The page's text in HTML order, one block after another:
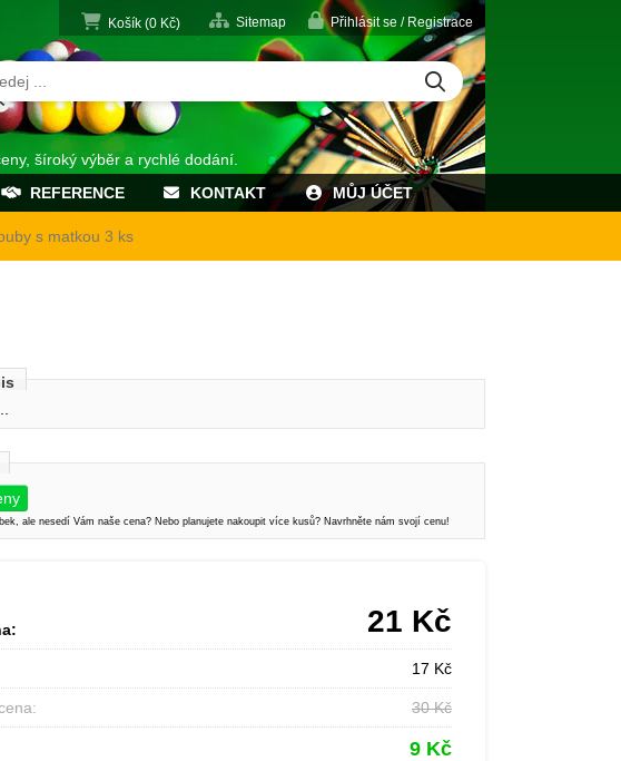
Košík (0 Kč) Sitemap Přihlásit se / Registrace
šíroký výběr a rychlé dodání.
REFERENCE KONTAKT MŮJ ÚČET
s matkou 3 ks
ale nesedí Vám naše cena? Nebo planujete nakoupit více kusů? Navrhněte nám svojí cenu!
21 Kč
17 Kč
30Kč
9 Kč